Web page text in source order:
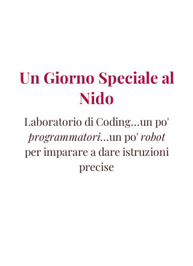
Un Giorno Speciale al
Nido
Laboratorio di Coding...un po'
programmatori...un po'robot
per imparare a dare istruzioni
precise